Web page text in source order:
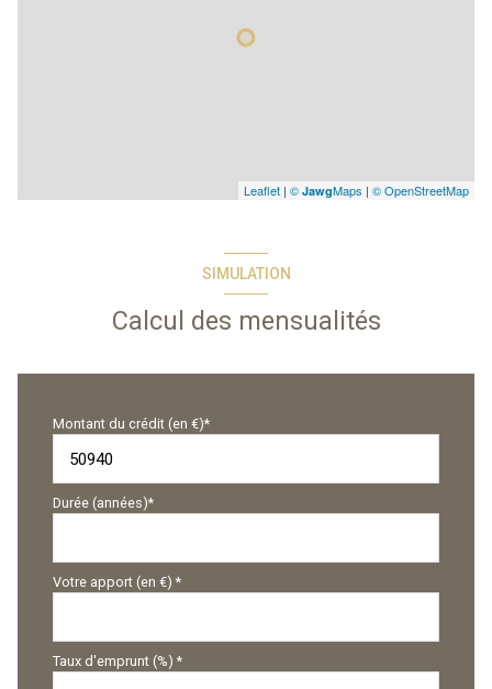
Leaflet | © JawgMaps | © OpenStreetMap
SIMULATION
Calcul des mensualités
Montant du crédit (en €)*
Durée (années)*
Votre apport (en €) *
Taux d'emprunt (%) *